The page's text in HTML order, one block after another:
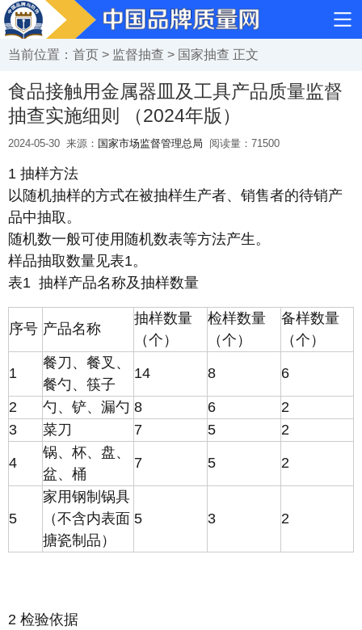
当前位置： 首页 > 监督抽查 > 国家抽查 正文
食品接触用金属器皿及工具产品质量监督
抽查实施细则 （2024年版）
2024-05-30 来源： 国家市场监督管理总局 阅读量： 71500
1 抽样方法
以随机抽样的方式在被抽样生产者、销售者的待销产
品中抽取。
随机数一般可使用随机数表等方法产生。
样品抽取数量见表1。
表1 抽样产品名称及抽样数量
序号 产品名称
抽样数量
（个）
检样数量
（个）
备样数量
（个）
1
餐刀、餐叉、
餐勺、筷子
14 8 6
2 勺、铲、漏勺 8 6
2
3
菜刀 7 5 2
4
锅、杯、盘、
盆、桶
7 5 2
5
家用钢制锅具
（不含内表面
搪瓷制品）
5 3 2
2 检验依据